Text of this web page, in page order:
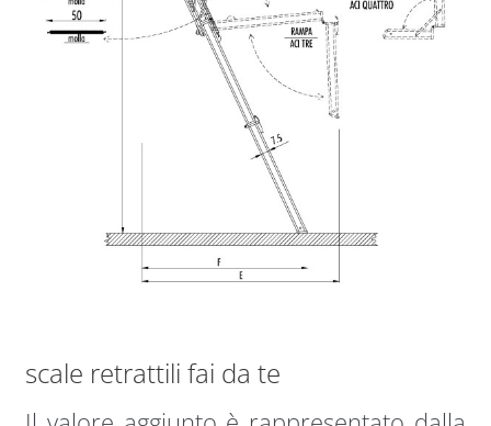
scale retrattili fai da te